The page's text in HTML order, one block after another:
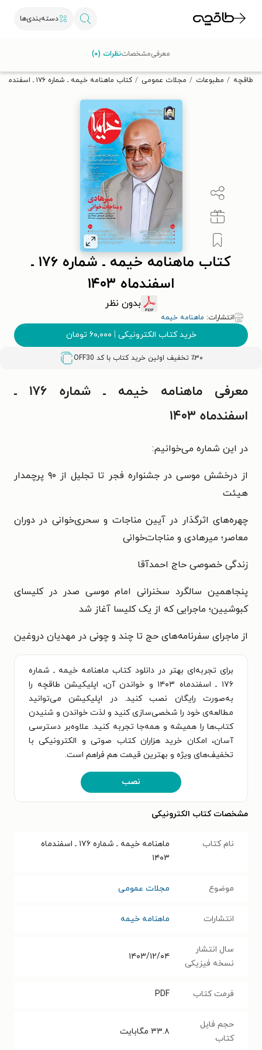
دسته‌بندی‌ها
تخفیف از طاقچه دریافت کن.
طاقچه مطبوعات مجلات عمومی کتاب ماهنامه خیمه ـ شماره ۱۷۶ ـ اسفندماه ۱۴۰۳
کتاب ماهنامه خیمه ـ شماره ۱۷۶ ـ
اسفندماه ۱۴۰۳
بدون نظر
انتشارات: ماهنامه خیمه
خرید کتاب الکترونیکی | ۶۰,۰۰۰ تومان
٪۳۰ تخفیف اولین خرید کتاب با کد OFF30
معرفیمشخصاتنظرات (۰)
معرفی ماهنامه خیمه ـ شماره ۱۷۶ ـ
اسفندماه ۱۴۰۳
در این شماره می‌خوانیم:
از درخشش موسی در جشنواره فجر تا تجلیل از ۹۰ پرچمدار
هیئت
چهره‌های اثرگذار در آیین مناجات و سحری‌خوانی در دوران
معاصر؛ میرهادی و مناجات‌خوانی
زندگی خصوصی حاج احمدآقا
پنجاهمین سالگرد سخنرانی امام موسی صدر در کلیسای
کبوشیین؛ ماجرایی که از یک کلیسا آغاز شد
از ماجرای سفرنامه‌های حج تا چند و چونی در مهدیان دروغین
برای تجربه‌ای بهتر در دانلود کتاب ماهنامه خیمه ـ شماره
۱۷۶ ـ اسفندماه ۱۴۰۳ و خواندن آن، اپلیکیشن طاقچه را
به‌صورت رایگان نصب کنید. در اپلیکیشن می‌توانید
مطالعه‌ی خود را شخصی‌سازی کنید و لذت خواندن و شنیدن
کتاب‌ها را همیشه و همه‌جا تجربه کنید. علاوه‌بر دسترسی
آسان، امکان خرید هزاران کتاب صوتی و الکترونیکی با
تخفیف‌های ویژه و بهترین قیمت هم فراهم است.
نصب
مشخصات کتاب الکترونیکی
نام کتاب
ماهنامه خیمه ـ شماره ۱۷۶ ـ اسفندماه
۱۴۰۳
موضوع مجلات عمومی
انتشارات ماهنامه خیمه
سال انتشار
نسخه فیزیکی
۱۴۰۳/۱۲/۰۴
فرمت کتاب PDF
حجم فایل
کتاب
۳۳.۸ مگابایت